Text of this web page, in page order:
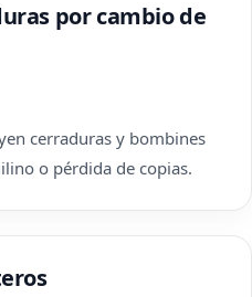
por cambio de
cerraduras y bombines
o pérdida de copias.